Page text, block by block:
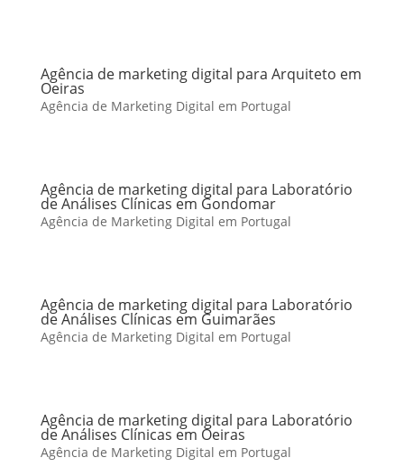
Agência de marketing digital para Arquiteto em
Oeiras
Agência de Marketing Digital em Portugal
Agência de marketing digital para Laboratório
de Análises Clínicas em Gondomar
Agência de Marketing Digital em Portugal
Agência de marketing digital para Laboratório
de Análises Clínicas em Guimarães
Agência de Marketing Digital em Portugal
Agência de marketing digital para Laboratório
de Análises Clínicas em Oeiras
Agência de Marketing Digital em Portugal